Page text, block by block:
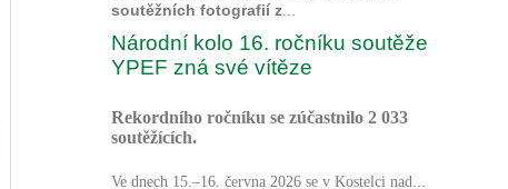
soutěžních fotografií z
Národní kolo 16. ročníku soutěže
YPEF zná své vítěze
Rekordního ročníku se zúčastnilo 2 033
soutěžících.
Ve dnech 15.–16. června 2026 se v Kostelci nad